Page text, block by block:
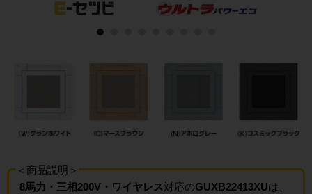
＜商品説明＞
8馬力・三相200V・ワイヤレス対応のGUXB22413XUは、